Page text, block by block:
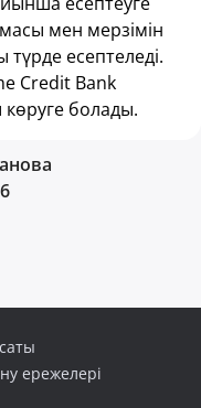
мен мерзімін
түрде есептеледі.
Credit Bank
болады.
ережелері